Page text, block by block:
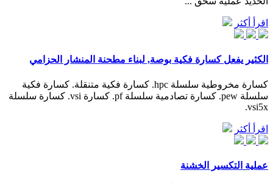
اقرأ أكثر
الكثير يفعل كسارة فكية بوصة, لبناء مطحنة المنشار الحزامي
كسارة مخروطية سلسلة hpc. كسارة فكية متنقلة. كسارة فكية
سلسلة pew. كسارة تصادمية سلسلة pf. كسارة vsi. كسارة سلسلة
vsi5x.
اقرأ أكثر
عملية التكسير الخشنة